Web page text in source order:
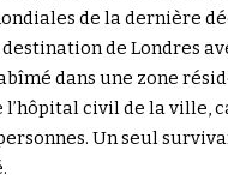
de la dernière
destination de Londres
abîmé dans une zone
civil de la ville,
Un seul